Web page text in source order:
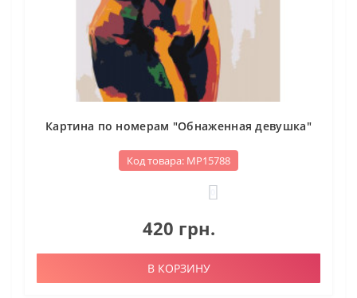
Картина по номерам "Обнаженная девушка"
Код товара: МР15788
420 грн.
В КОРЗИНУ